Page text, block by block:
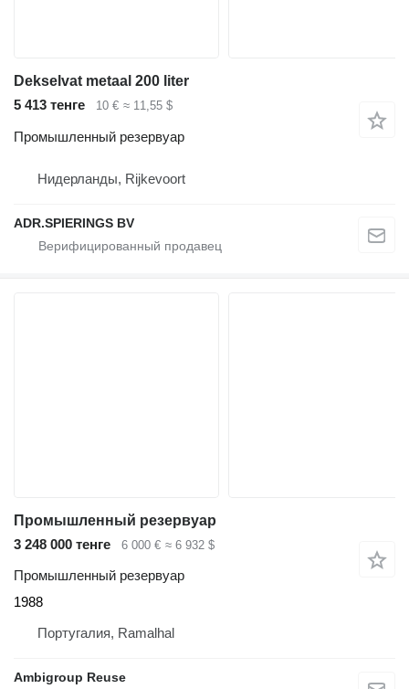
Dekselvat metaal 200 liter
5 413 тенге
10 € ≈ 11,55 $
Промышленный резервуар
Нидерланды, Rijkevoort
ADR.SPIERINGS BV
Промышленный резервуар
3 248 000 тенге
6 000 € ≈ 6 932 $
Промышленный резервуар
1988
Португалия, Ramalhal
Ambigroup Reuse